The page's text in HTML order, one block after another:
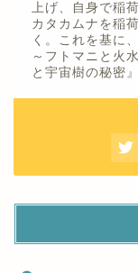
上げ、自身で稲
カタカムナを稲
く。これを基に
～フトマニと火
と宇宙樹の秘密